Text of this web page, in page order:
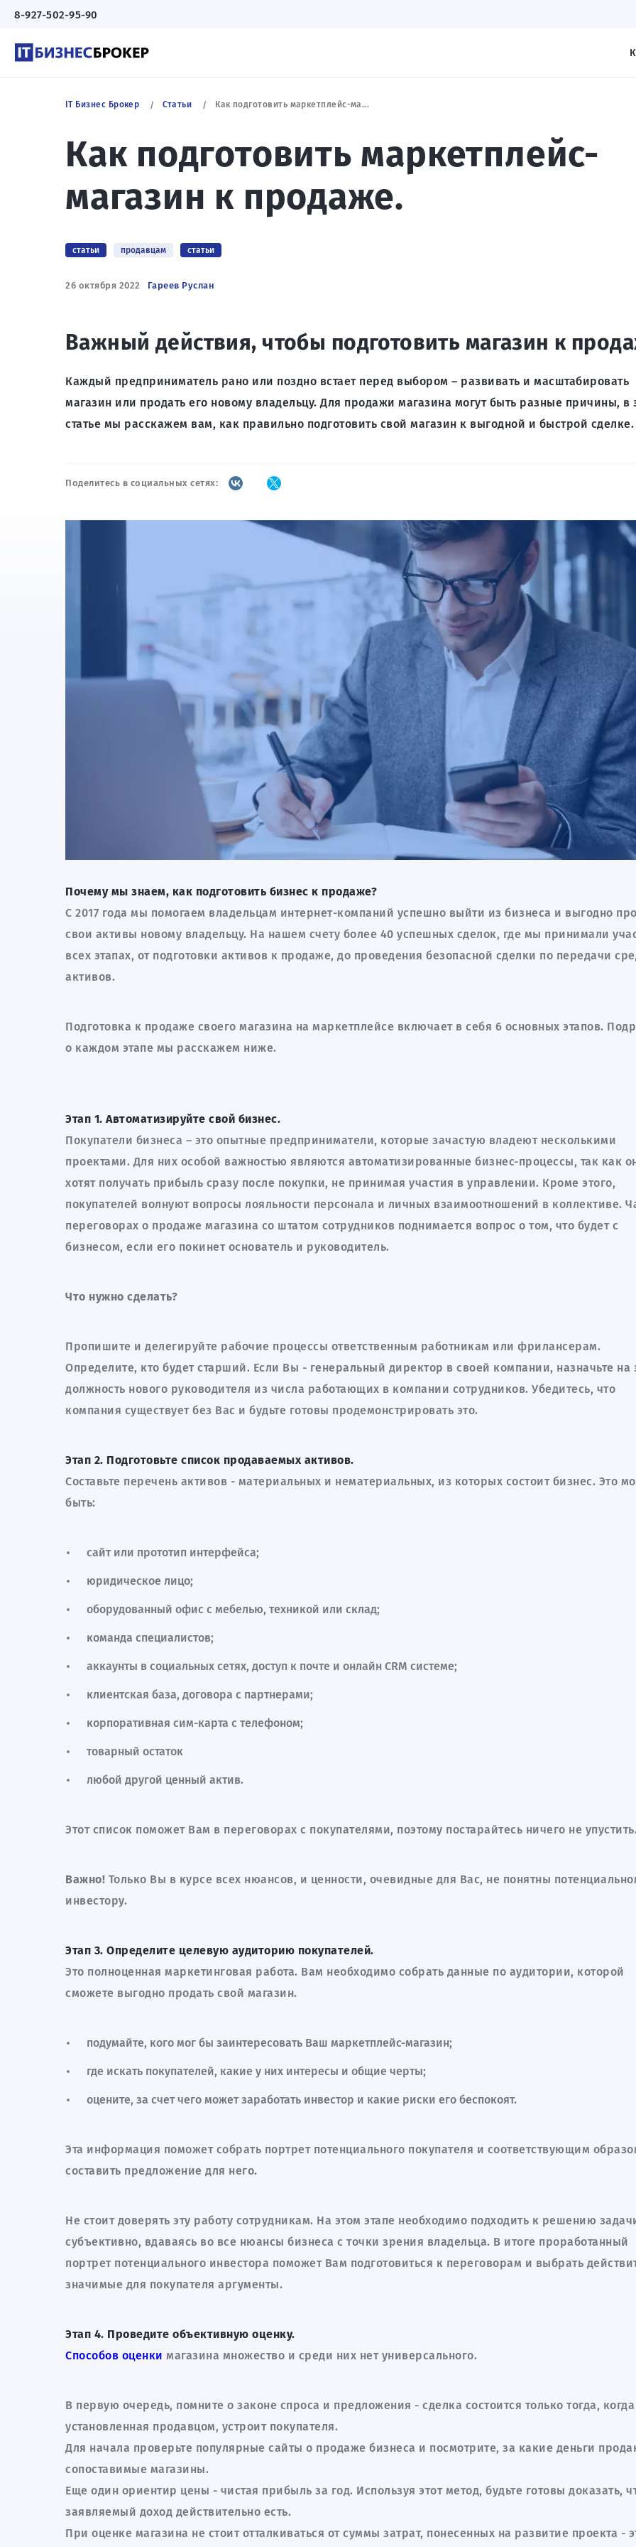
8-927-502-95-90
IT Бизнес Брокер Статьи Как подготовить маркетплейс-ма...
Как подготовить маркетплейс-
магазин к продаже.
статьи продавцам статьи
26 октября 2022 Гареев Руслан
Важный действия, чтобы подготовить магазин к
Каждый предприниматель рано или поздно встает перед выбором – развивать и масштабировать
магазин или продать его новому владельцу. Для продажи магазина могут быть разные причины, в
статье мы расскажем вам, как правильно подготовить свой магазин к выгодной и быстрой сделке.
Поделитесь в социальных сетях:
Почему мы знаем, как подготовить бизнес к продаже?
С 2017 года мы помогаем владельцам интернет-компаний успешно выйти из бизнеса и выгодно
свои активы новому владельцу. На нашем счету более 40 успешных сделок, где мы принимали
всех этапах, от подготовки активов к продаже, до проведения безопасной сделки по передачи
активов.
Подготовка к продаже своего магазина на маркетплейсе включает в себя 6 основных этапов.
о каждом этапе мы расскажем ниже.
Этап 1. Автоматизируйте свой бизнес.
Покупатели бизнеса – это опытные предприниматели, которые зачастую владеют несколькими
проектами. Для них особой важностью являются автоматизированные бизнес-процессы, так как
хотят получать прибыль сразу после покупки, не принимая участия в управлении. Кроме этого,
покупателей волнуют вопросы лояльности персонала и личных взаимоотношений в коллективе.
переговорах о продаже магазина со штатом сотрудников поднимается вопрос о том, что будет с
бизнесом, если его покинет основатель и руководитель.
Что нужно сделать?
Пропишите и делегируйте рабочие процессы ответственным работникам или фрилансерам.
Определите, кто будет старший. Если Вы - генеральный директор в своей компании, назначьте на
должность нового руководителя из числа работающих в компании сотрудников. Убедитесь, что
компания существует без Вас и будьте готовы продемонстрировать это.
Этап 2. Подготовьте список продаваемых активов.
Составьте перечень активов - материальных и нематериальных, из которых состоит бизнес. Это
быть:
сайт или прототип интерфейса;
юридическое лицо;
оборудованный офис с мебелью, техникой или склад;
команда специалистов;
аккаунты в социальных сетях, доступ к почте и онлайн CRM системе;
клиентская база, договора с партнерами;
корпоративная сим-карта с телефоном;
товарный остаток
любой другой ценный актив.
Этот список поможет Вам в переговорах с покупателями, поэтому постарайтесь ничего не
Важно! Только Вы в курсе всех нюансов, и ценности, очевидные для Вас, не понятны
инвестору.
Этап 3. Определите целевую аудиторию покупателей.
Это полноценная маркетинговая работа. Вам необходимо собрать данные по аудитории, которой
сможете выгодно продать свой магазин.
подумайте, кого мог бы заинтересовать Ваш маркетплейс-магазин;
где искать покупателей, какие у них интересы и общие черты;
оцените, за счет чего может заработать инвестор и какие риски его беспокоят.
Эта информация поможет собрать портрет потенциального покупателя и соответствующим
составить предложение для него.
Не стоит доверять эту работу сотрудникам. На этом этапе необходимо подходить к решению
субъективно, вдаваясь во все нюансы бизнеса с точки зрения владельца. В итоге проработанный
портрет потенциального инвестора поможет Вам подготовиться к переговорам и выбрать
значимые для покупателя аргументы.
Этап 4. Проведите объективную оценку.
Способов оценки магазина множество и среди них нет универсального.
В первую очередь, помните о законе спроса и предложения - сделка состоится только тогда,
установленная продавцом, устроит покупателя.
Для начала проверьте популярные сайты о продаже бизнеса и посмотрите, за какие деньги
сопоставимые магазины.
Еще один ориентир цены - чистая прибыль за год. Используя этот метод, будьте готовы доказать,
заявляемый доход действительно есть.
При оценке магазина не стоит отталкиваться от суммы затрат, понесенных на развитие проекта -